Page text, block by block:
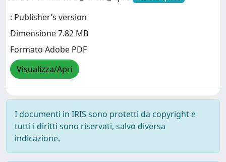
: Publisher’s version
Dimensione 7.82 MB
Formato Adobe PDF
Visualizza/Apri
I documenti in IRIS sono protetti da copyright e
tutti i diritti sono riservati, salvo diversa
indicazione.